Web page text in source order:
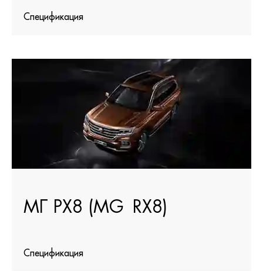
Спецификация
МГ РХ8 (MG RX8)
Спецификация